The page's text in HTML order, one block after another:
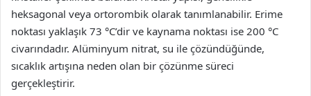
heksagonal veya ortorombik olarak tanımlanabilir. Erime
noktası yaklaşık 73 °C’dir ve kaynama noktası ise 200 °C
civarındadır. Alüminyum nitrat, su ile çözündüğünde,
sıcaklık artışına neden olan bir çözünme süreci
gerçekleştirir.